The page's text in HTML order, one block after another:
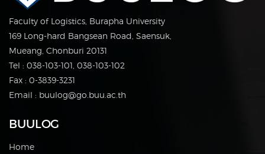
Faculty of Logistics, Burapha University
169 Long-hard Bangsean Road, Saensuk,
Mueang, Chonburi 20131
Tel : 038-103-101, 038-103-102
Fax : 0-3839-3231
Email : buulog@go.buu.ac.th
BUULOG
Home